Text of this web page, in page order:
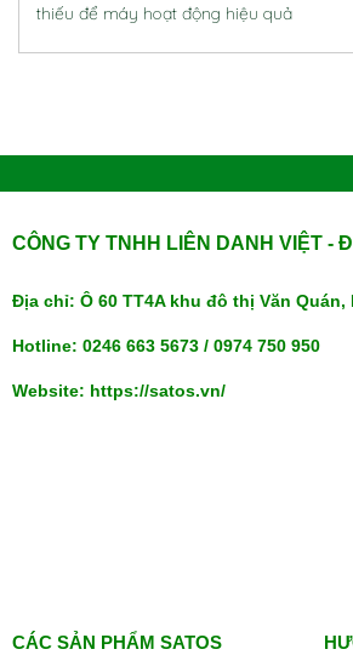
thiếu để máy hoạt động hiệu quả
CÔNG TY TNHH LIÊN DANH VIỆT -
Địa chỉ: Ô 60 TT4A khu đô thị Văn Quán,
Hotline: 0246 663 5673 / 0974 750 950
Website: https://satos.vn/
CÁC SẢN PHẨM SATOS